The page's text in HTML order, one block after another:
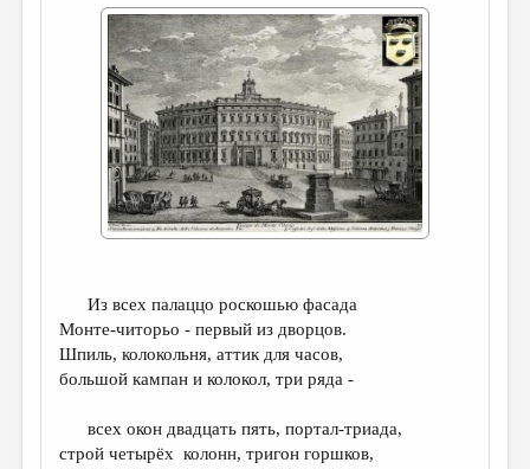
ПРАВИЛА САЙТА
ОТДЕЛЫ И РУБРИКИ
ИЗБРАННОЕ
ДАЙДЖЕСТ
ПРОИЗВЕДЕНИЯ
КОНКУРСЫ
ДЕТСКАЯ КОМНАТА
КНИЖНАЯ ПОЛКА
СТРАНИЦЫ ПАМЯТИ
Из всех палаццо роскошью фасада
Монте-читорьо - первый из дворцов.
Шпиль, колокольня, аттик для часов,
большой кампан и колокол, три ряда -
всех окон двадцать пять, портал-триада,
строй четырёх колонн, тригон горшков,